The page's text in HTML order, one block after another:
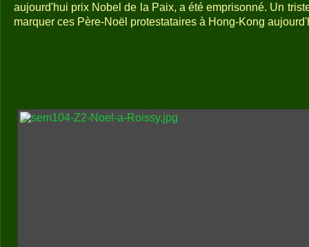
aujourd'hui prix Nobel de la Paix, a été emprisonné. Un
marquer ces Père-Noël protestataires à Hong-Kong